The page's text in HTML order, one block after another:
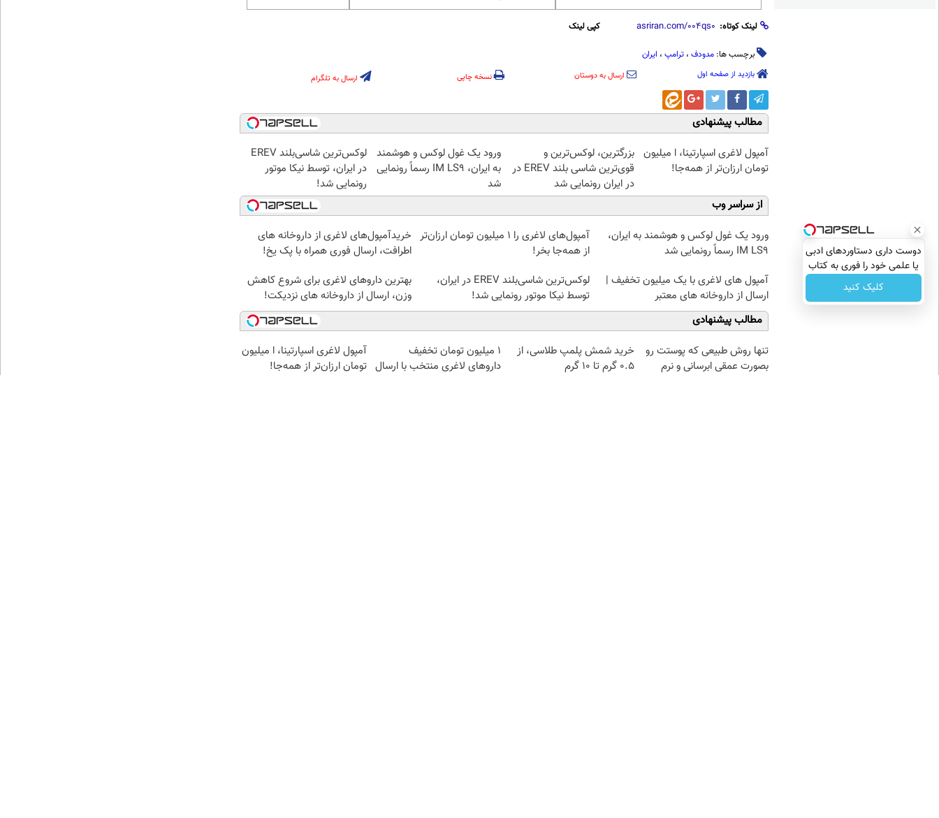
لینک کوتاه: کپی لینک
برچسب ها: مدودف ، ترامپ ، ایران
بازدید از صفحه اول ارسال به دوستان نسخه چاپی ارسال به تلگرام
مطالب پیشنهادی
آمپول لاغری اسپارتینا، ا میلیون
تومان ارزان‌تر از همه‌جا!
بزرگترین، لوکس‌ترین و
قوی‌ترین شاسی بلند EREV در
در ایران رونمایی شد
ورود یک غول لوکس و هوشمند
به ایران، IM LS9 رسماً رونمایی
شد
لوکس‌ترین شاسی‌بلند EREV
در ایران، توسط نیکا موتور
رونمایی شد!
از سراسر وب
ورود یک غول لوکس و هوشمند به ایران،
IM LS9 رسماً رونمایی شد
آمپول‌های لاغری را ۱ میلیون تومان ارزان‌تر
از همه‌جا بخر!
خریدآمپول‌های لاغری از داروخانه های
اطرافت، ارسال فوری همراه با پک یخ!
آمپول های لاغری با یک میلیون تخفیف |
ارسال از داروخانه های معتبر
لوکس‌ترین شاسی‌بلند EREV در ایران،
توسط نیکا موتور رونمایی شد!
بهترین داروهای لاغری برای شروع کاهش
وزن، ارسال از داروخانه های نزدیکت!
مطالب پیشنهادی
تنها روش طبیعی که پوستت رو
بصورت عمقی ابرسانی و نرم
خرید شمش پلمپ طلاسی، از
۰.۵ گرم تا ۱۰ گرم
۱ میلیون تومان تخفیف
داروهای لاغری منتخب با ارسال
آمپول لاغری اسپارتینا، ا میلیون
تومان ارزان‌تر از همه‌جا!
دوست داری دستاوردهای ادبی
یا علمی خود را فوری به کتاب
تبدیل کنی؟
کلیک کنید